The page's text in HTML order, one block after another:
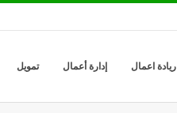
ريادة اعمال إدارة أعمال تمويل